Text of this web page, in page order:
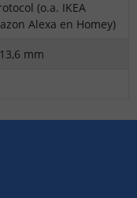
(o.a. IKEA
Alexa en Homey)
mm